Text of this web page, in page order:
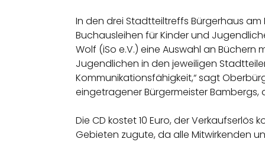
In den drei Stadtteiltreffs Bürgerhaus am
Buchausleihen für Kinder und
Wolf (iSo e.V.) eine Auswahl an
Jugendlichen in den jeweiligen
Kommunikationsfähigkeit,“ sagt
eingetragener Bürgermeister
Die CD kostet 10 Euro, der
Gebieten zugute, da alle Mitwirkenden